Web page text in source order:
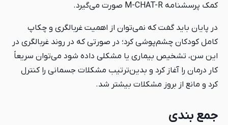
کمک پرسشنامه M-CHAT-R صورت می‌گیرد.
در پایان باید گفت که نمی‌توان از اهمیت غربالگری و چکاپ
کامل کودکان چشم‌پوشی کرد؛ در صورتی که در روند غربالگری در
این سن، تشخیص بیماری یا مشکلی داده شود می‌توان سریعاً
کار درمان را آغاز کرد و بدین‌ترتیب مشکلات جسمانی را کنترل
کرد و مانع از بروز مشکلات بیشتر شد.
جمع بندی